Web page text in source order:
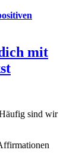
mit
sind wir